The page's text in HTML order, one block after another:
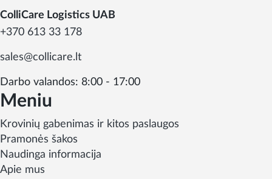
ColliCare Logistics UAB
+370 613 33 178
sales@collicare.lt
Darbo valandos: 8:00 - 17:00
Meniu
Krovinių gabenimas ir kitos paslaugos
Pramonės šakos
Naudinga informacija
Apie mus